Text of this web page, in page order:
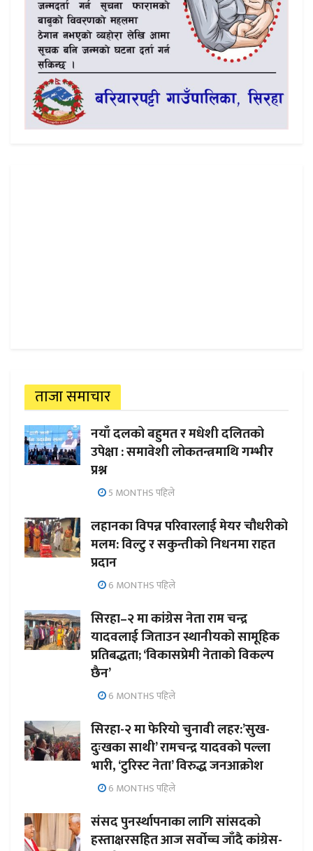
ताजा समाचार
नयाँ दलको बहुमत र मधेशी दलितको
उपेक्षा : समावेशी लोकतन्त्रमाथि गम्भीर
प्रश्न
5 MONTHS पहिले
लहानका विपन्न परिवारलाई मेयर चौधरीको
मलम: विल्टु र सकुन्तीको निधनमा राहत
प्रदान
6 MONTHS पहिले
सिरहा–२ मा कांग्रेस नेता राम चन्द्र
यादवलाई जिताउन स्थानीयको सामूहिक
प्रतिबद्धता; ‘विकासप्रेमी नेताको विकल्प
छैन’
6 MONTHS पहिले
सिरहा-२ मा फेरियो चुनावी लहर:’सुख-
दुःखका साथी’ रामचन्द्र यादवको पल्ला
भारी, ‘टुरिस्ट नेता’ विरुद्ध जनआक्रोश
6 MONTHS पहिले
संसद पुनर्स्थापनाका लागि सांसदको
हस्ताक्षरसहित आज सर्वोच्च जाँदै कांग्रेस-